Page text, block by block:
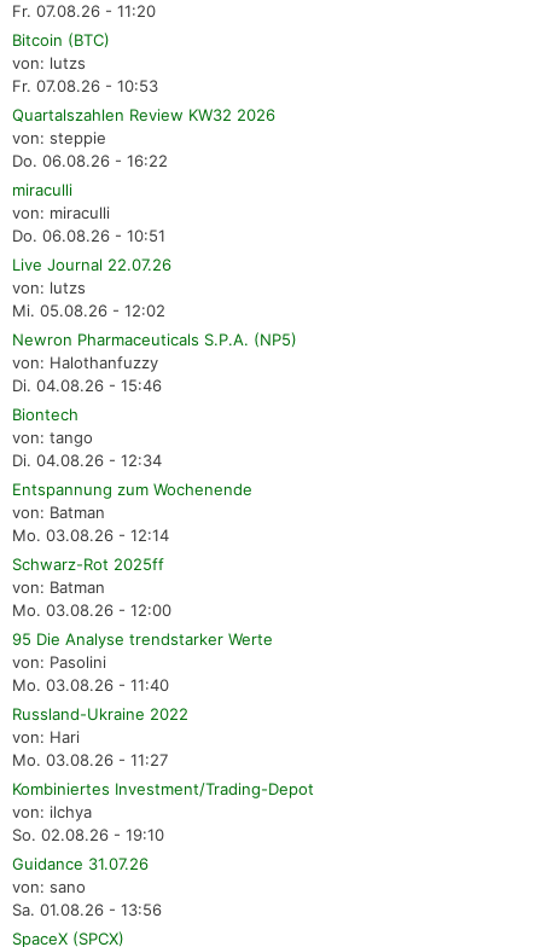
Fr. 07.08.26 - 11:20
Bitcoin (BTC)
von: lutzs
Fr. 07.08.26 - 10:53
Quartalszahlen Review KW32 2026
von: steppie
Do. 06.08.26 - 16:22
miraculli
von: miraculli
Do. 06.08.26 - 10:51
Live Journal 22.07.26
von: lutzs
Mi. 05.08.26 - 12:02
Newron Pharmaceuticals S.P.A. (NP5)
von: Halothanfuzzy
Di. 04.08.26 - 15:46
Biontech
von: tango
Di. 04.08.26 - 12:34
Entspannung zum Wochenende
von: Batman
Mo. 03.08.26 - 12:14
Schwarz-Rot 2025ff
von: Batman
Mo. 03.08.26 - 12:00
95 Die Analyse trendstarker Werte
von: Pasolini
Mo. 03.08.26 - 11:40
Russland-Ukraine 2022
von: Hari
Mo. 03.08.26 - 11:27
Kombiniertes Investment/Trading-Depot
von: ilchya
So. 02.08.26 - 19:10
Guidance 31.07.26
von: sano
Sa. 01.08.26 - 13:56
SpaceX (SPCX)